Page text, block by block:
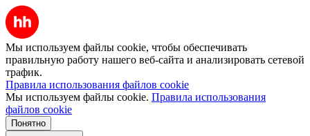
Мы используем файлы cookie, чтобы обеспечивать
правильную работу нашего веб-сайта и анализировать сетевой
трафик.
Правила использования файлов cookie
Мы используем файлы cookie. Правила использования
файлов cookie
Понятно